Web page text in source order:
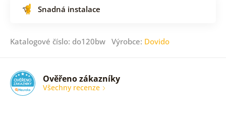
Snadná instalace
Katalogové číslo: do120bw Výrobce: Dovido
Ověřeno zákazníky
Všechny recenze